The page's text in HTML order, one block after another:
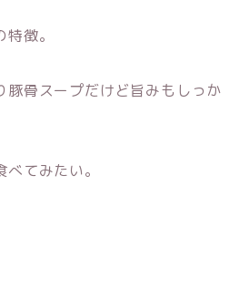
徴。
豚骨スープだけど旨みもしっか
てみたい。